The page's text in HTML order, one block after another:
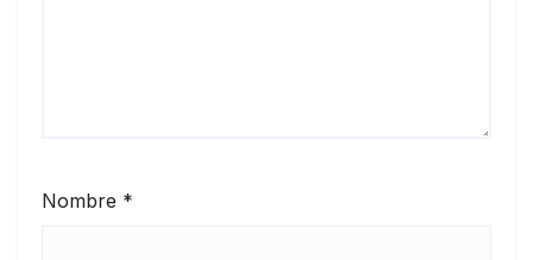
Nombre *